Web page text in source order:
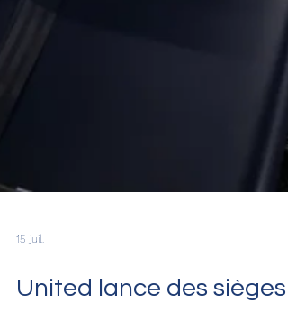
15 juil.